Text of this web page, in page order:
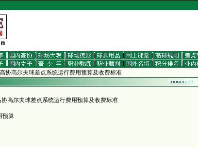
协高尔夫球差点系统运行费用预算及收费标准
协高尔夫球差点系统运行费用预算及收费标准
预算